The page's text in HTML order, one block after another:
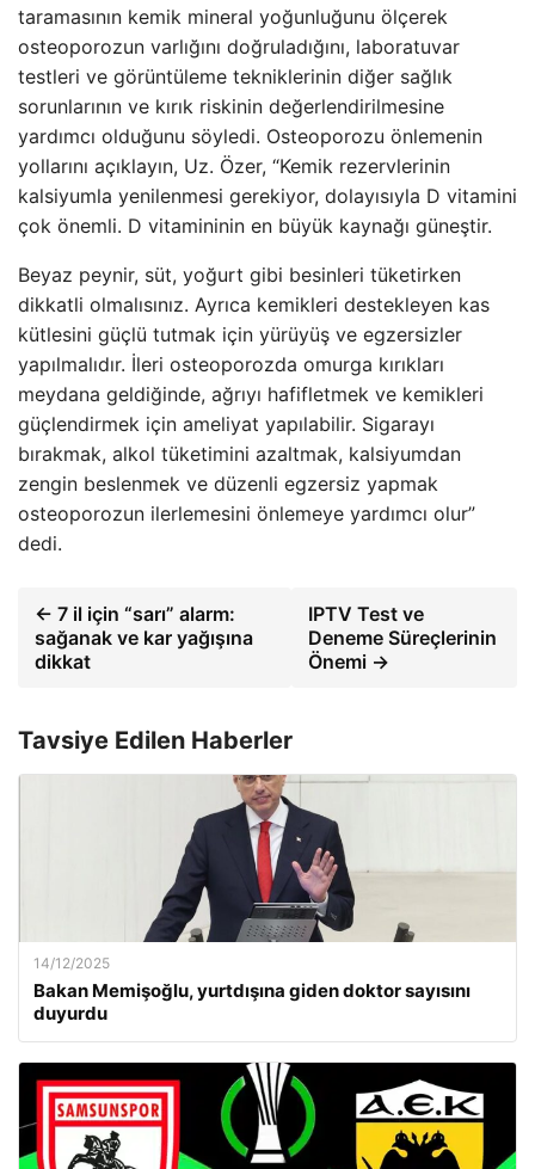
taramasının kemik mineral yoğunluğunu ölçerek
osteoporozun varlığını doğruladığını, laboratuvar
testleri ve görüntüleme tekniklerinin diğer sağlık
sorunlarının ve kırık riskinin değerlendirilmesine
yardımcı olduğunu söyledi. Osteoporozu önlemenin
yollarını açıklayın, Uz. Özer, “Kemik rezervlerinin
kalsiyumla yenilenmesi gerekiyor, dolayısıyla D vitamini
çok önemli. D vitamininin en büyük kaynağı güneştir.
Beyaz peynir, süt, yoğurt gibi besinleri tüketirken
dikkatli olmalısınız. Ayrıca kemikleri destekleyen kas
kütlesini güçlü tutmak için yürüyüş ve egzersizler
yapılmalıdır. İleri osteoporozda omurga kırıkları
meydana geldiğinde, ağrıyı hafifletmek ve kemikleri
güçlendirmek için ameliyat yapılabilir. Sigarayı
bırakmak, alkol tüketimini azaltmak, kalsiyumdan
zengin beslenmek ve düzenli egzersiz yapmak
osteoporozun ilerlemesini önlemeye yardımcı olur”
dedi.
← 7 il için “sarı” alarm:
sağanak ve kar yağışına
dikkat
IPTV Test ve
Deneme Süreçlerinin
Önemi →
Tavsiye Edilen Haberler
14/12/2025
Bakan Memişoğlu, yurtdışına giden doktor sayısını
duyurdu